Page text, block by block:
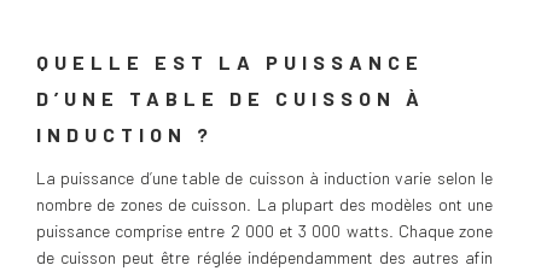
QUELLE EST LA PUISSANCE
D’UNE TABLE DE CUISSON À
INDUCTION ?
La puissance d’une table de cuisson à induction varie selon le
nombre de zones de cuisson. La plupart des modèles ont une
puissance comprise entre 2 000 et 3 000 watts. Chaque zone
de cuisson peut être réglée indépendamment des autres afin